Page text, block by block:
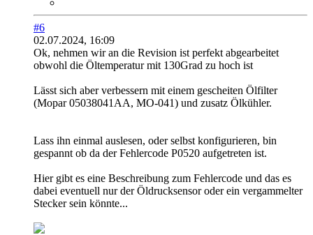
#6
02.07.2024, 16:09
Ok, nehmen wir an die Revision ist perfekt abgearbeitet
obwohl die Öltemperatur mit 130Grad zu hoch ist
Lässt sich aber verbessern mit einem gescheiten Ölfilter
(Mopar 05038041AA, MO-041) und zusatz Ölkühler.
Lass ihn einmal auslesen, oder selbst konfigurieren, bin
gespannt ob da der Fehlercode P0520 aufgetreten ist.
Hier gibt es eine Beschreibung zum Fehlercode und das es
dabei eventuell nur der Öldrucksensor oder ein vergammelter
Stecker sein könnte...